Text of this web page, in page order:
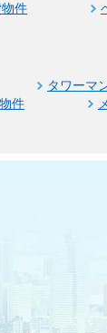
件
タワーマ
件